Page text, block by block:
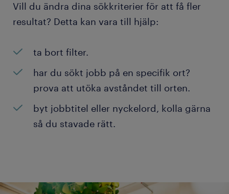
Vill du ändra dina sökkriterier för att få fler
resultat? Detta kan vara till hjälp:
ta bort filter.
har du sökt jobb på en specifik ort?
prova att utöka avståndet till orten.
byt jobbtitel eller nyckelord, kolla gärna
så du stavade rätt.